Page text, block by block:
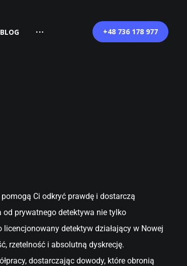
BLOG +48 736 178 977
Ci odkryć prawdę i dostarczą
prywatnego detektywa nie tylko
detektyw działający w Nowej
rzetelność i absolutną dyskrecję.
dostarczając dowody, które obronią